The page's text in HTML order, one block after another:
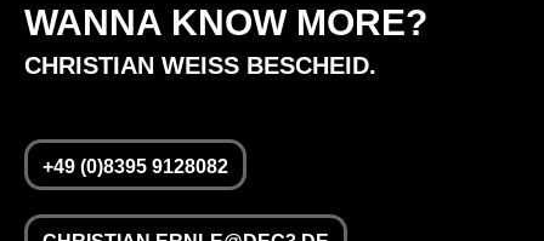
WANNA KNOW MORE?
CHRISTIAN WEISS BESCHEID.
+49 (0)8395 9128082